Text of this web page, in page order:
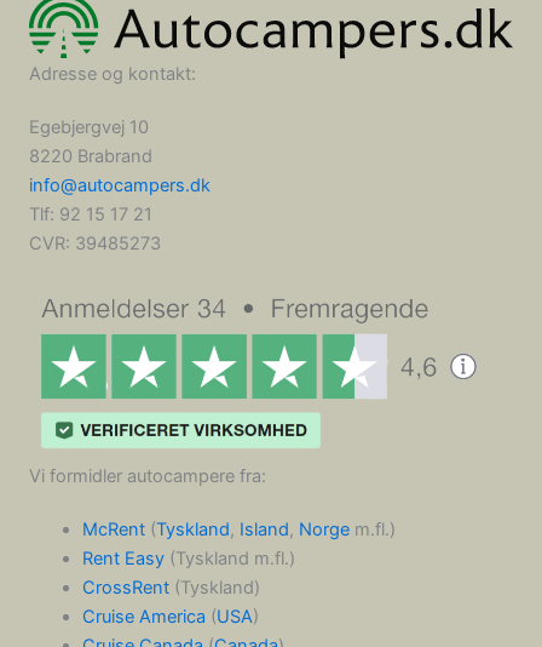
Adresse og kontakt:
Egebjergvej 10
8220 Brabrand
info@autocampers.dk
Tlf: 92 15 17 21
CVR: 39485273
Vi formidler autocampere fra:
McRent(Tyskland, Island, Norgem.fl.)
Rent Easy(Tyskland m.fl.)
CrossRent(Tyskland)
Cruise America (USA)